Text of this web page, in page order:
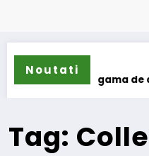
Noutati
își extinde gama de
Tag: